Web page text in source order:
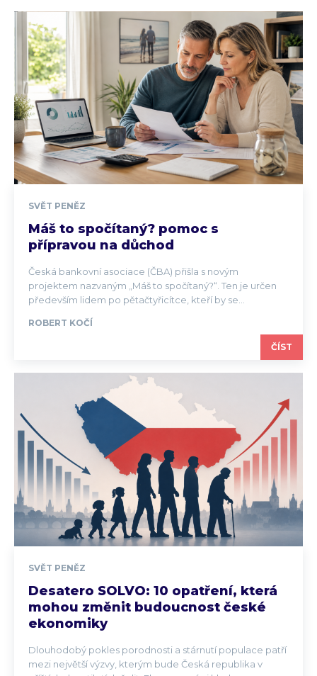
SVĚT PENĚZ
Máš to spočítaný? pomoc s
přípravou na důchod
Česká bankovní asociace (ČBA) přišla s novým
projektem nazvaným „Máš to spočítaný?“. Ten je určen
především lidem po pětačtyřicítce, kteří by se...
ROBERT KOČÍ
ČÍST
SVĚT PENĚZ
Desatero SOLVO: 10 opatření, která
mohou změnit budoucnost české
ekonomiky
Dlouhodobý pokles porodnosti a stárnutí populace patří
mezi největší výzvy, kterým bude Česká republika v